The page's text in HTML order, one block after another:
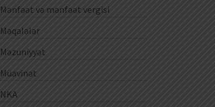
Mənfəət və mənfəət vergisi
Məqalələr
Məzuniyyət
Müavinət
NKA